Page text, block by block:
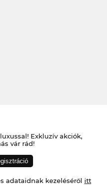
Exkluzív akciók,
vár rád!
adataidnak kezeléséről itt